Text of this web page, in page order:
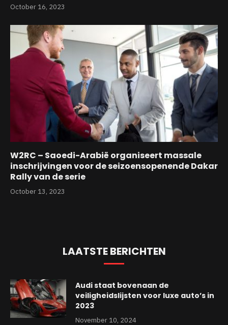
October 16, 2023
W2RC – Saoedi-Arabië organiseert massale
inschrijvingen voor de seizoensopenende Dakar
Rally van de serie
October 13, 2023
LAATSTE BERICHTEN
Audi staat bovenaan de
veiligheidslijsten voor luxe auto’s in
2023
November 10, 2024